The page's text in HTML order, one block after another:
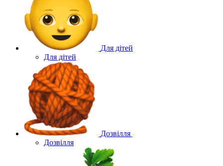
Для дітей
Для дітей
Дозвілля
Дозвілля